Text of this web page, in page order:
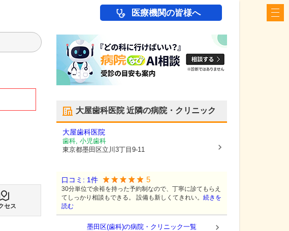
医療機関の皆様へ
セス
大屋歯科医院近隣の病院・クリニック
大屋歯科医院
歯科, 小児歯科
東京都墨田区立川3丁目9-11
口コミ: 1件 5
30分単位で余裕を持った予約制なので、丁寧に診てもらえ
てしっかり相談もできる。 設備も新しくてきれい。 続きを
読む
墨田区(歯科)の病院・クリニック一覧